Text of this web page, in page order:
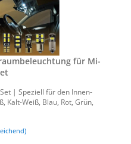
für Mi­
Set | Spe­zi­ell für den In­nen­
Kalt-​Weiß, Blau, Rot, Grün,